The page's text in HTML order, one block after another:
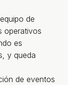
de
operativos
es
y queda
de eventos